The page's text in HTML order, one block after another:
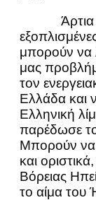
Άρτια
μπορούν να
μας
τον
Ελλάδα και
Ελληνική
παρέδωσε
Μπορούν να
και
Βόρειας
το αίμα